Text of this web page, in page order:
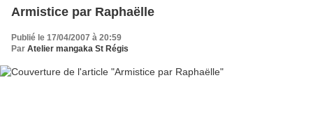
Armistice par Raphaëlle
Publié le 17/04/2007 à 20:59
Par Atelier mangaka St Régis